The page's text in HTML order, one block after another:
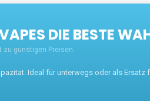
DIE BESTE
zu günstigen Preisen.
Ideal für unterwegs oder als